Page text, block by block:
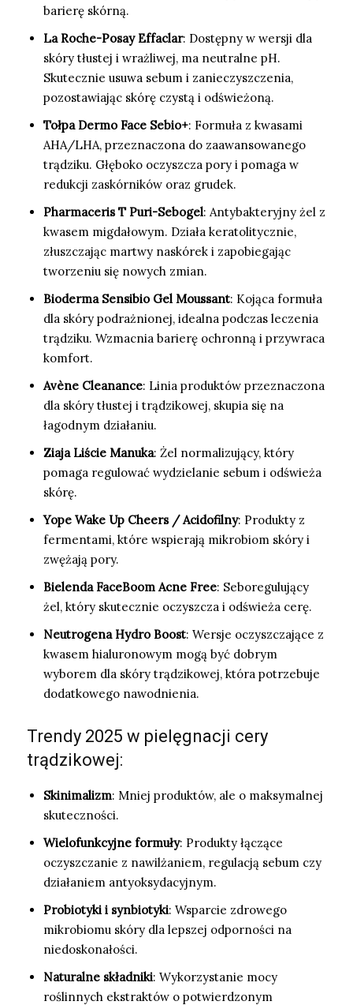
barierę skórną.
La Roche-Posay Effaclar: Dostępny w wersji dla
skóry tłustej i wrażliwej, ma neutralne pH.
Skutecznie usuwa sebum i zanieczyszczenia,
pozostawiając skórę czystą i odświeżoną.
Tołpa Dermo Face Sebio+: Formuła z kwasami
AHA/LHA, przeznaczona do zaawansowanego
trądziku. Głęboko oczyszcza pory i pomaga w
redukcji zaskórników oraz grudek.
Pharmaceris T Puri-Sebogel: Antybakteryjny żel z
kwasem migdałowym. Działa keratolitycznie,
złuszczając martwy naskórek i zapobiegając
tworzeniu się nowych zmian.
Bioderma Sensibio Gel Moussant: Kojąca formuła
dla skóry podrażnionej, idealna podczas leczenia
trądziku. Wzmacnia barierę ochronną i przywraca
komfort.
Avène Cleanance: Linia produktów przeznaczona
dla skóry tłustej i trądzikowej, skupia się na
łagodnym działaniu.
Ziaja Liście Manuka: Żel normalizujący, który
pomaga regulować wydzielanie sebum i odświeża
skórę.
Yope Wake Up Cheers / Acidofilny: Produkty z
fermentami, które wspierają mikrobiom skóry i
zwężają pory.
Bielenda FaceBoom Acne Free: Seboregulujący
żel, który skutecznie oczyszcza i odświeża cerę.
Neutrogena Hydro Boost: Wersje oczyszczające z
kwasem hialuronowym mogą być dobrym
wyborem dla skóry trądzikowej, która potrzebuje
dodatkowego nawodnienia.
Trendy 2025 w pielęgnacji cery
trądzikowej:
Skinimalizm: Mniej produktów, ale o maksymalnej
skuteczności.
Wielofunkcyjne formuły: Produkty łączące
oczyszczanie z nawilżaniem, regulacją sebum czy
działaniem antyoksydacyjnym.
Probiotyki i synbiotyki: Wsparcie zdrowego
mikrobiomu skóry dla lepszej odporności na
niedoskonałości.
Naturalne składniki: Wykorzystanie mocy
roślinnych ekstraktów o potwierdzonym